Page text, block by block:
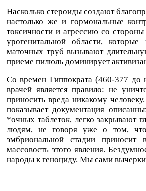
Насколько стероиды создают
настолько же и гормональные
токсичности и агрессию со
урогенитальной области, которые
маточных труб вызывают
приеме пилюль доминирует
Со времен Гиппократа (460-377 до
врачей является правило: не
приносить вреда никакому
показывает документация
*очных таблеток, легко закрывают
людям, не говоря уже о том, что
эмбриональной стадии
массовость этого явления.
народы к геноциду. Мы сами